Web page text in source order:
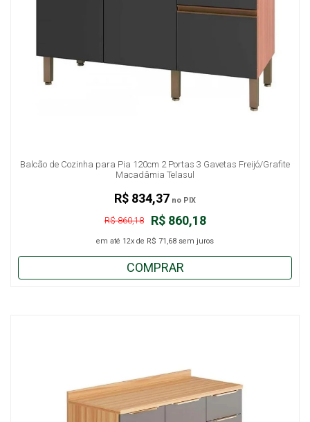
Balcão de Cozinha para Pia 120cm 2 Portas 3 Gavetas Freijó/Grafite
Macadâmia Telasul
R$ 860,18
R$ 860,18
em até 12x de R$ 71,68 sem juros
R$ 834,37 no PIX
COMPRAR